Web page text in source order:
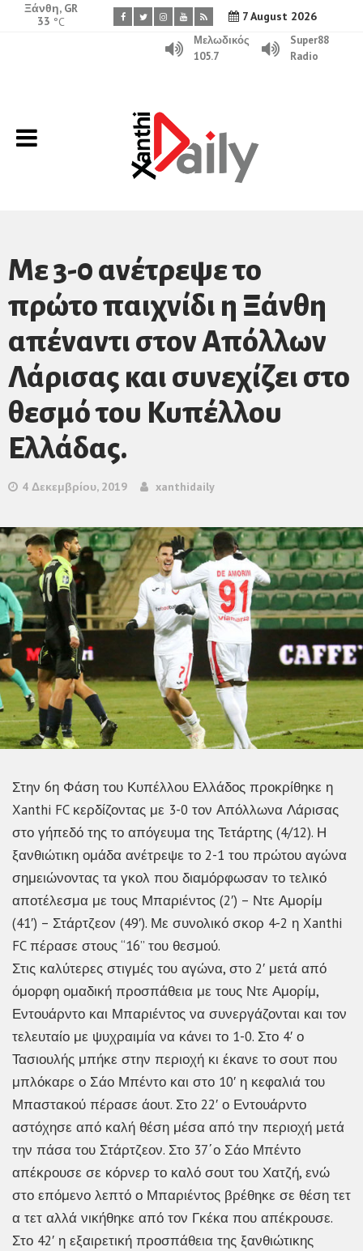
7 August 2026
Ξάνθη, GR
33 °C
Μελωδικός
105.7
Super88
Radio
Με 3-0 ανέτρεψε το
πρώτο παιχνίδι η Ξάνθη
απέναντι στον Απόλλων
Λάρισας και συνεχίζει στο
θεσμό του Κυπέλλου
Ελλάδας.
4 Δεκεμβρίου, 2019 xanthidaily
Στην 6η Φάση του Κυπέλλου Ελλάδος προκρίθηκε η
Xanthi FC κερδίζοντας με 3-0 τον Απόλλωνα Λάρισας
στο γήπεδό της το απόγευμα της Τετάρτης (4/12). Η
ξανθιώτικη ομάδα ανέτρεψε το 2-1 του πρώτου αγώνα
σημειώνοντας τα γκολ που διαμόρφωσαν το τελικό
αποτέλεσμα με τους Μπαριέντος (2′) – Ντε Αμορίμ
(41′) – Στάρτζεον (49′). Με συνολικό σκορ 4-2 η Xanthi
FC πέρασε στους “16” του θεσμού.
Στις καλύτερες στιγμές του αγώνα, στο 2′ μετά από
όμορφη ομαδική προσπάθεια με τους Ντε Αμορίμ,
Εντουάρντο και Μπαριέντος να συνεργάζονται και τον
τελευταίο με ψυχραιμία να κάνει το 1-0. Στο 4′ ο
Τασιουλής μπήκε στην περιοχή κι έκανε το σουτ που
μπλόκαρε ο Σάο Μπέντο και στο 10′ η κεφαλιά του
Μπαστακού πέρασε άουτ. Στο 22′ ο Εντουάρντο
αστόχησε από καλή θέση μέσα από την περιοχή μετά
την πάσα του Στάρτζεον. Στο 37΄ο Σάο Μπέντο
απέκρουσε σε κόρνερ το καλό σουτ του Χατζή, ενώ
στο επόμενο λεπτό ο Μπαριέντος βρέθηκε σε θέση τετ
α τετ αλλά νικήθηκε από τον Γκέκα που απέκρουσε.
Στο 42′ η εξαιρετική προσπάθεια της ξανθιώτικης